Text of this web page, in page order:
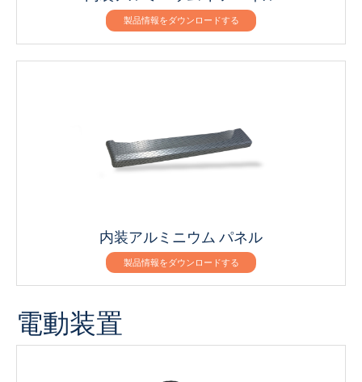
製品情報をダウンロードする
内装アルミニウム パネル
製品情報をダウンロードする
電動装置